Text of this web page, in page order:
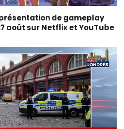
présentation de gameplay
août sur Netflix et YouTube